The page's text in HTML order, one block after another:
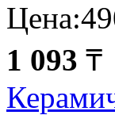
Цена:
1 093 ₸